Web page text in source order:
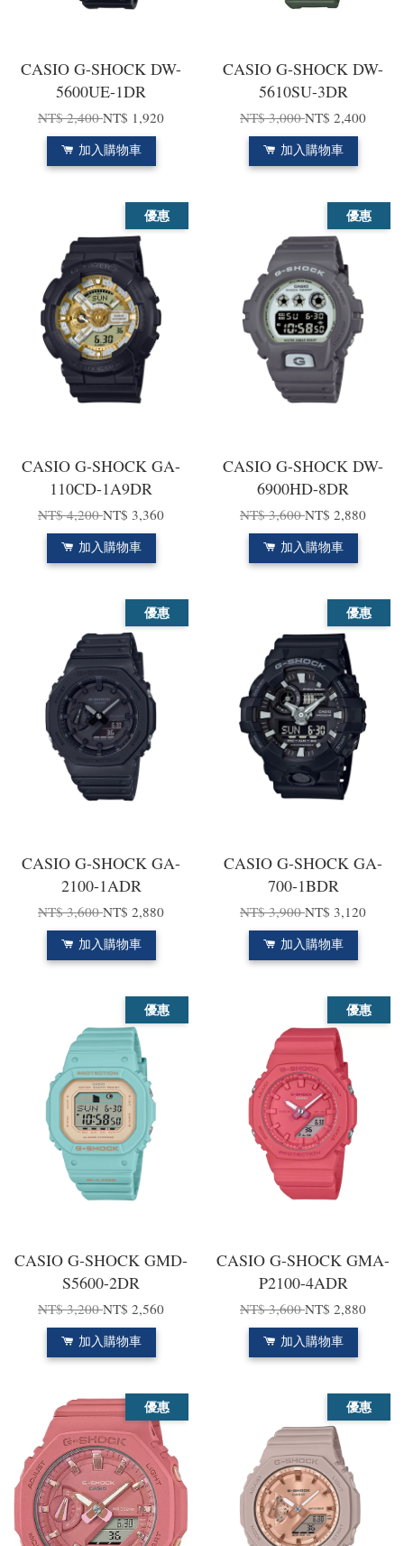
CASIO G-SHOCK DW-
5600UE-1DR
NT$ 2,400NT$ 1,920
加入購物車
CASIO G-SHOCK DW-
5610SU-3DR
NT$ 3,000NT$ 2,400
加入購物車
優惠
CASIO G-SHOCK GA-
110CD-1A9DR
NT$ 4,200NT$ 3,360
加入購物車
優惠
CASIO G-SHOCK DW-
6900HD-8DR
NT$ 3,600NT$ 2,880
加入購物車
優惠
CASIO G-SHOCK GA-
2100-1ADR
NT$ 3,600NT$ 2,880
加入購物車
優惠
CASIO G-SHOCK GA-
700-1BDR
NT$ 3,900NT$ 3,120
加入購物車
優惠
CASIO G-SHOCK GMD-
S5600-2DR
NT$ 3,200NT$ 2,560
加入購物車
優惠
CASIO G-SHOCK GMA-
P2100-4ADR
NT$ 3,600NT$ 2,880
加入購物車
優惠 優惠